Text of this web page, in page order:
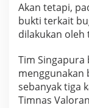
Akan tetapi,
bukti terkait
dilakukan oleh
Tim
menggunakan
sebanyak tiga
Timnas